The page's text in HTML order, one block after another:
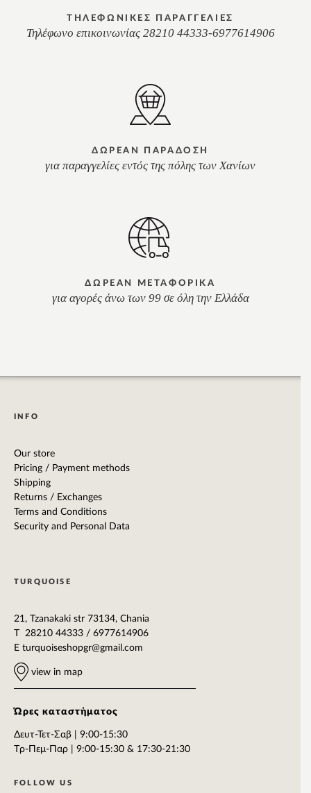
ΤΗΛΕΦΩΝΙΚΕΣ ΠΑΡΑΓΓΕΛΙΕΣ
Τηλέφωνο επικοινωνίας 28210 44333-6977614906
ΔΩΡΕΑΝ ΠΑΡΑΔΟΣΗ
για παραγγελίες εντός της πόλης των Χανίων
ΔΩΡΕΑΝ ΜΕΤΑΦΟΡΙΚΑ
για αγορές άνω των 99 σε όλη την Ελλάδα
INFO
Our store
Pricing / Payment methods
Shipping
Returns / Exchanges
Terms and Conditions
Security and Personal Data
TURQUOISE
21, Tzanakaki str 73134, Chania
T 28210 44333 / 6977614906
E turquoiseshopgr@gmail.com
view in map
Ώρες καταστήματος
Δευτ-Τετ-Σαβ | 9:00-15:30
Tρ-Πεμ-Παρ | 9:00-15:30 & 17:30-21:30
FOLLOW US